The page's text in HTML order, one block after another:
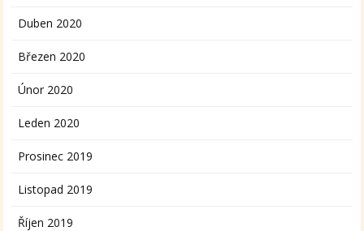
Duben 2020
Březen 2020
Únor 2020
Leden 2020
Prosinec 2019
Listopad 2019
Říjen 2019